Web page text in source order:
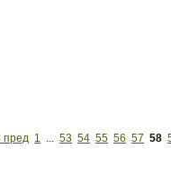
пред 1 ... 53 54 55 56 57 58